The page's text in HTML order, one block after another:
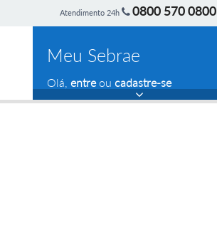
Atendimento 24h 0800 570 0800
Meu Sebrae
Olá, entreou cadastre-se